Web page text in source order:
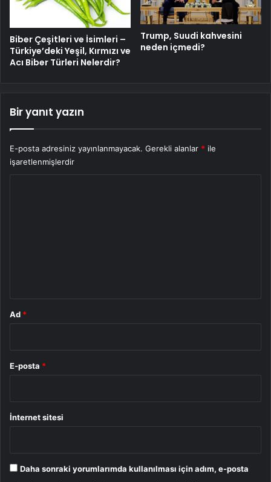
Biber Çeşitleri ve İsimleri –
Türkiye’deki Yeşil, Kırmızı ve
Acı Biber Türleri Nelerdir?
Trump, Suudi kahvesini
neden içmedi?
Bir yanıt yazın
E-posta adresiniz yayınlanmayacak. Gerekli alanlar * ile
işaretlenmişlerdir
Ad *
E-posta *
İnternet sitesi
Daha sonraki yorumlarımda kullanılması için adım, e-posta